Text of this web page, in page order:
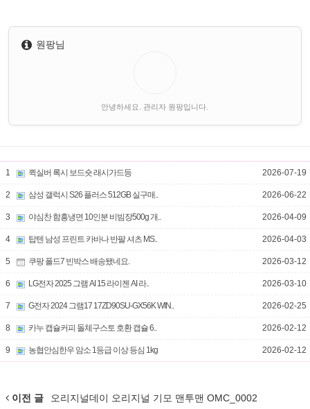
원팡님
안녕하세요. 관리자 원팡입니다.
1 퀵실버 록시 보드숏 래시가드등 2026-07-19
2 삼성 갤럭시 S26 플러스 512GB 실구매.. 2026-06-22
3 야심찬 함흥냉면 10인분 비빔장500g 개.. 2026-04-09
4 탑텐 남성 프린트 카바나 반팔 셔츠 MS.. 2026-04-03
5 쿠팡 폴드7 빈박스 배송됐네요. 2026-03-12
6 LG전자 2025 그램 AI 15 라이젠 AI 라.. 2026-03-10
7 G전자 2024 그램17 17ZD90SU-GX56K WIN.. 2026-02-25
8 카누 캡슐커피 돌체구스토 호환 캡슐 6.. 2026-02-12
9 농협안심한우 암소 1등급 이상 등심 1kg 2026-02-12
이전 글 오리지널데이 오리지널 기모 맨투맨 OMC_0002